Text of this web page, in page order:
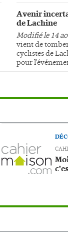
Avenir
de Lachine
Modifié le 14
vient de
cyclistes de
pour